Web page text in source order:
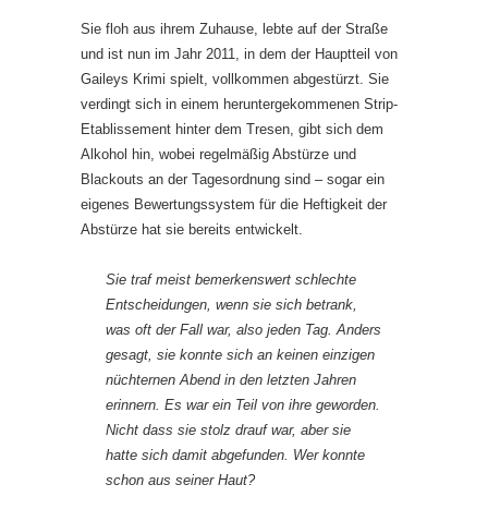
Sie floh aus ihrem Zuhause, lebte auf der Straße
und ist nun im Jahr 2011, in dem der Hauptteil von
Gaileys Krimi spielt, vollkommen abgestürzt. Sie
verdingt sich in einem heruntergekommenen Strip-
Etablissement hinter dem Tresen, gibt sich dem
Alkohol hin, wobei regelmäßig Abstürze und
Blackouts an der Tagesordnung sind – sogar ein
eigenes Bewertungssystem für die Heftigkeit der
Abstürze hat sie bereits entwickelt.
Sie traf meist bemerkenswert schlechte
Entscheidungen, wenn sie sich betrank,
was oft der Fall war, also jeden Tag. Anders
gesagt, sie konnte sich an keinen einzigen
nüchternen Abend in den letzten Jahren
erinnern. Es war ein Teil von ihre geworden.
Nicht dass sie stolz drauf war, aber sie
hatte sich damit abgefunden. Wer konnte
schon aus seiner Haut?